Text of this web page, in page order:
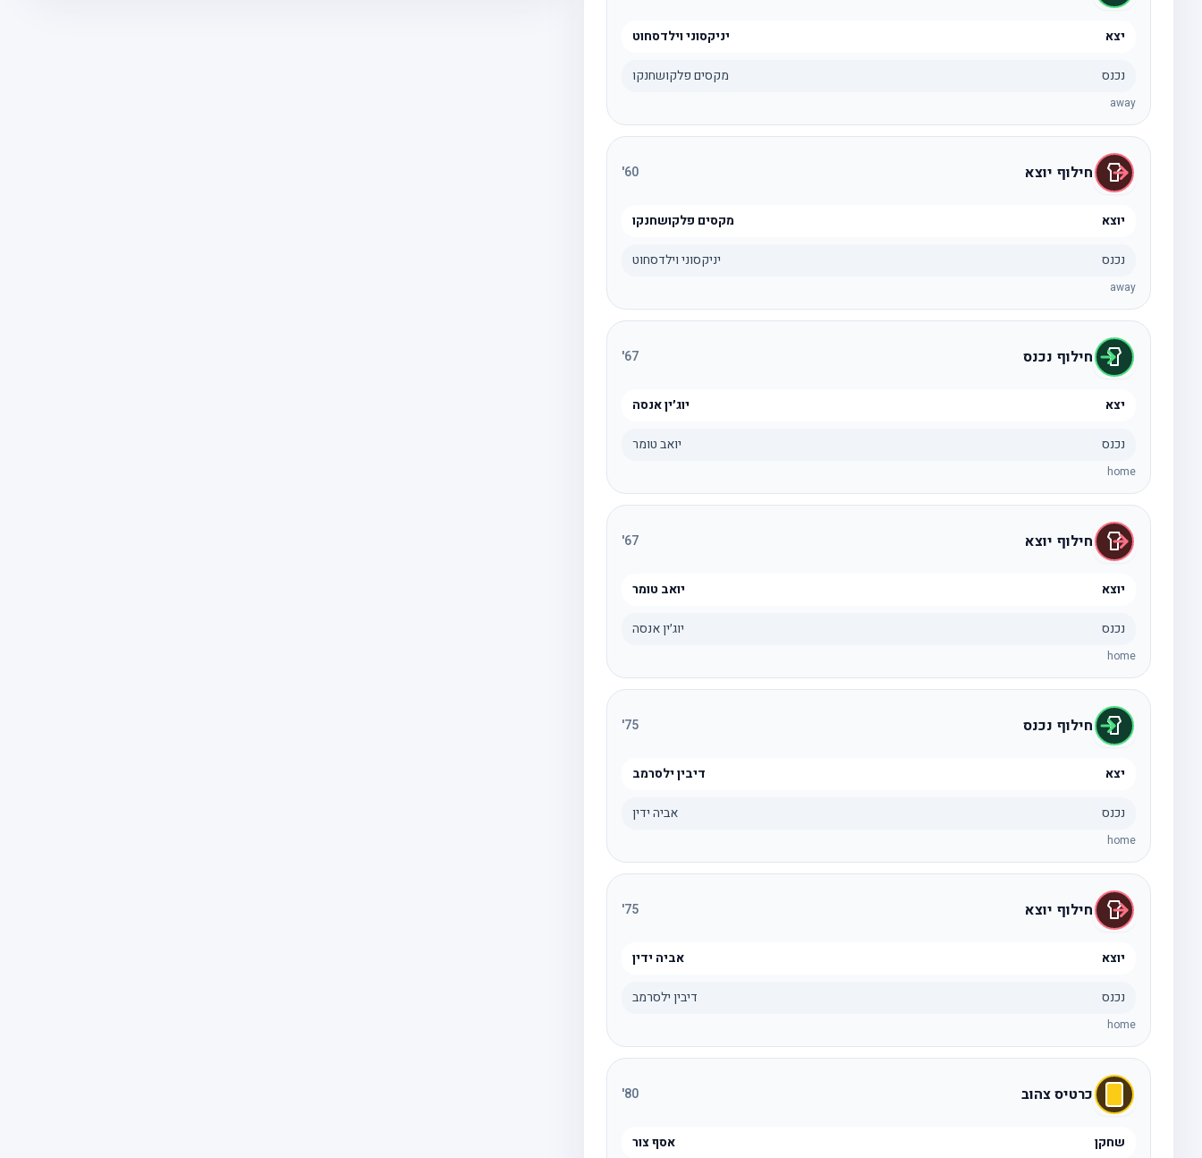
יצא יניקסוני וילדסחוט
נכנס מקסים פלקושחנקו
away
חילוף יוצא 60
'
יוצא מקסים פלקושחנקו
נכנס יניקסוני וילדסחוט
away
חילוף נכנס 67
'
יצא יוג׳ין אנסה
נכנס יואב טומר
home
חילוף יוצא 67
'
יוצא יואב טומר
נכנס יוג׳ין אנסה
home
חילוף נכנס 75
'
יצא דיבין ילסרמב
נכנס אביה ידין
home
חילוף יוצא 75
'
יוצא אביה ידין
נכנס דיבין ילסרמב
home
כרטיס צהוב 80
'
שחקן אסף צור